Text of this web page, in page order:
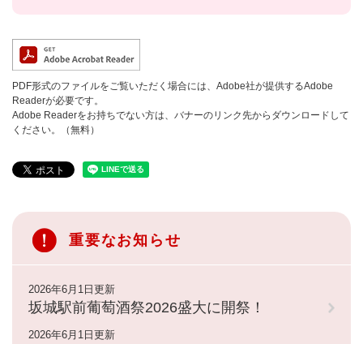
PDF形式のファイルをご覧いただく場合には、Adobe社が提供するAdobe
Readerが必要です。
Adobe Readerをお持ちでない方は、バナーのリンク先からダウンロードして
ください。（無料）
重要なお知らせ
2026年6月1日更新
坂城駅前葡萄酒祭2026盛大に開祭！
2026年6月1日更新